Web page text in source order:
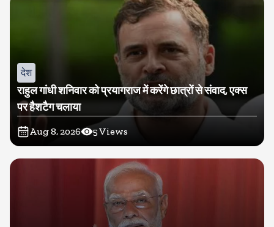
देश
राहुल गांधी शनिवार को प्रयागराज में करेंगे छात्रों से संवाद, एक्स
पर हैशटैग चलाया
Aug 8, 2026 5Views